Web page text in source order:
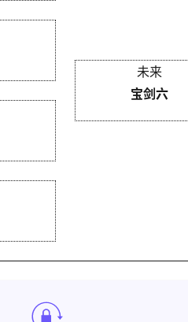
未来
宝剑六